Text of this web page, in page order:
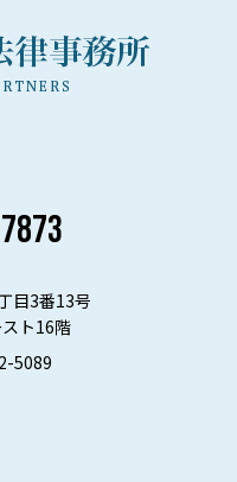
目3番13号
ト16階
5089